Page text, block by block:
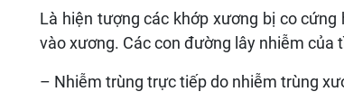
Là hiện tượng các khớp xương bị co
vào xương. Các con đường lây nhiễm của
– Nhiễm trùng trực tiếp do nhiễm trùng